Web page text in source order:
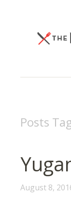
Posts
August 8,